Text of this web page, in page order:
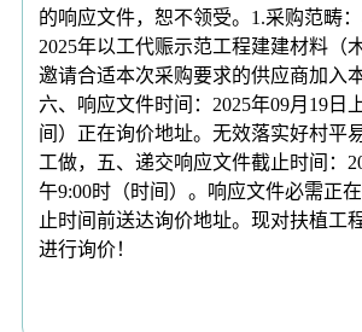
的响应文件，恕不领受。1.采购范畴
2025年以工代赈示范工程建建材料（
邀请合适本次采购要求的供应商加入
六、响应文件时间：2025年09月19日
间）正在询价地址。无效落实好村平
工做，五、递交响应文件截止时间：
午9:00时（时间）。响应文件必需正
止时间前送达询价地址。现对扶植工
进行询价！